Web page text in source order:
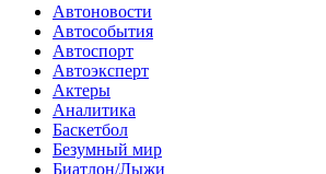
Автоновости
Автособытия
Автоспорт
Автоэксперт
Актеры
Аналитика
Баскетбол
Безумный мир
Биатлон/Лыжи